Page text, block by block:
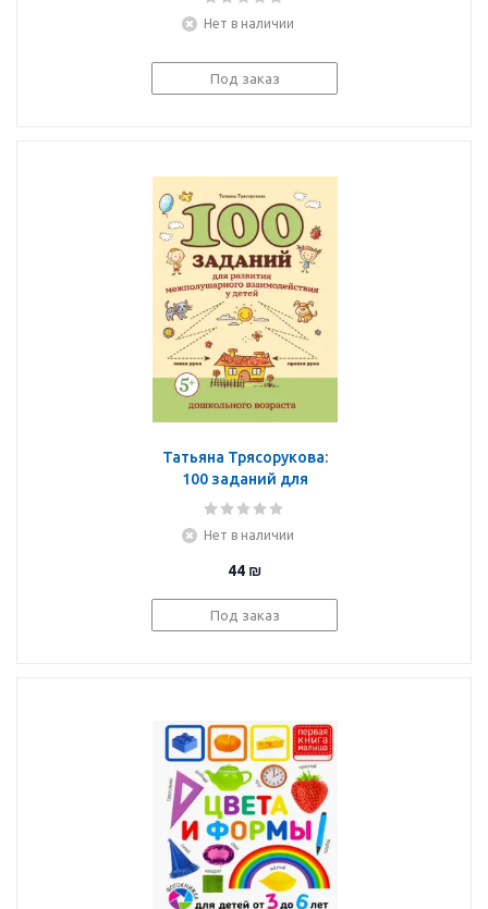
развивающими
Нет в наличии
Под заказ
Татьяна Трясорукова:
100 заданий для
развития
взаимодействия у
детей дошкольного
Нет в наличии
44 ₪
Под заказ